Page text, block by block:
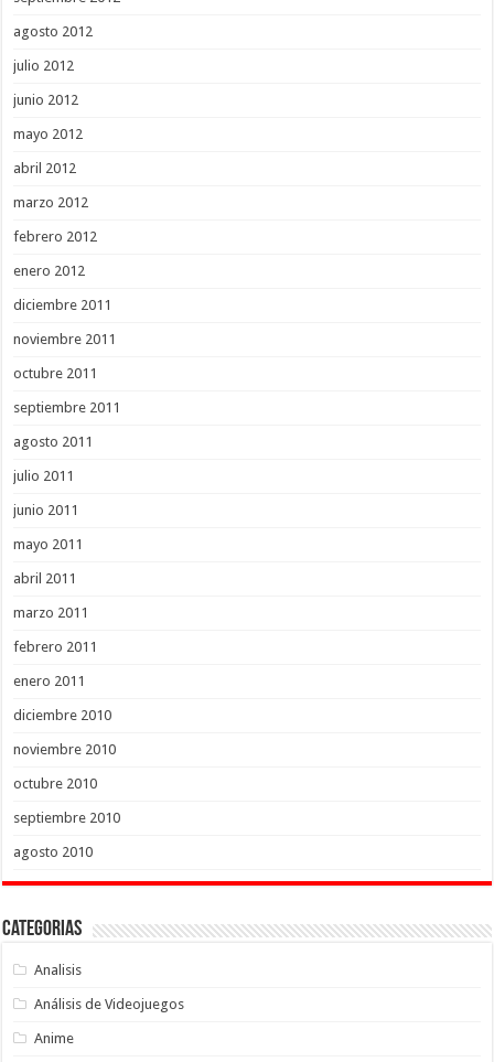
agosto 2012
julio 2012
junio 2012
mayo 2012
abril 2012
marzo 2012
febrero 2012
enero 2012
diciembre 2011
noviembre 2011
octubre 2011
septiembre 2011
agosto 2011
julio 2011
junio 2011
mayo 2011
abril 2011
marzo 2011
febrero 2011
enero 2011
diciembre 2010
noviembre 2010
octubre 2010
septiembre 2010
agosto 2010
Categorias
Analisis
Análisis de Videojuegos
Anime